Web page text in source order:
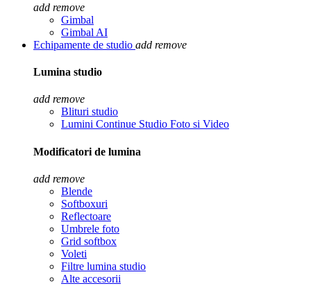
add remove
Gimbal
Gimbal AI
Echipamente de studio add remove
Lumina studio
add remove
Blituri studio
Lumini Continue Studio Foto si Video
Modificatori de lumina
add remove
Blende
Softboxuri
Reflectoare
Umbrele foto
Grid softbox
Voleti
Filtre lumina studio
Alte accesorii